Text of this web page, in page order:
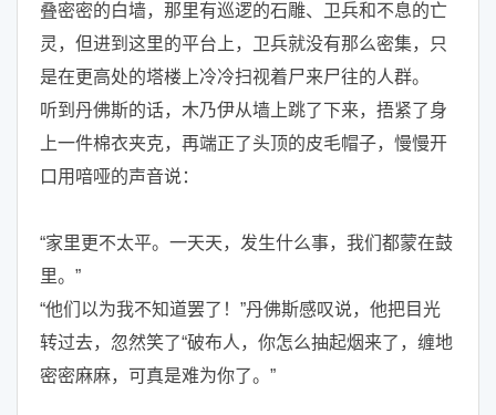
叠密密的白墙，那里有巡逻的石雕、卫兵和不息的亡
灵，但进到这里的平台上，卫兵就没有那么密集，只
是在更高处的塔楼上冷冷扫视着尸来尸往的人群。
听到丹佛斯的话，木乃伊从墙上跳了下来，捂紧了身
上一件棉衣夹克，再端正了头顶的皮毛帽子，慢慢开
口用喑哑的声音说：
“家里更不太平。一天天，发生什么事，我们都蒙在鼓
里。”
“他们以为我不知道罢了！”丹佛斯感叹说，他把目光
转过去，忽然笑了“破布人，你怎么抽起烟来了，缠地
密密麻麻，可真是难为你了。”